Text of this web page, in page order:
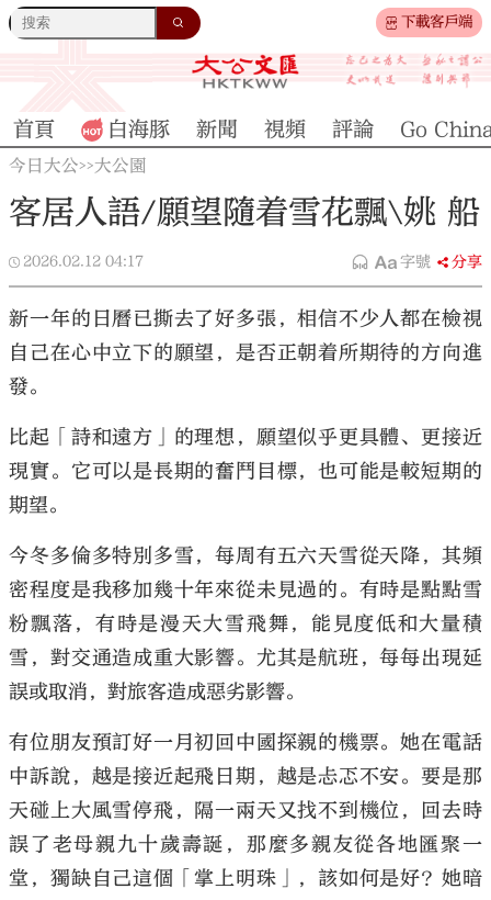
下載客戶端
大公文匯
首頁 白海豚 新聞 視頻 評論 Go
今日大公>>大公園
客居人語/願望隨着雪花飄\姚 船
2026.02.12 04:17 字號 分享
新一年的日曆已撕去了好多張，相信不少人都在檢視
自己在心中立下的願望，是否正朝着所期待的方向進
發。
比起「詩和遠方」的理想，願望似乎更具體、更接近
現實。它可以是長期的奮鬥目標，也可能是較短期的
期望。
今冬多倫多特別多雪，每周有五六天雪從天降，其頻
密程度是我移加幾十年來從未見過的。有時是點點雪
粉飄落，有時是漫天大雪飛舞，能見度低和大量積
雪，對交通造成重大影響。尤其是航班，每每出現延
誤或取消，對旅客造成惡劣影響。
有位朋友預訂好一月初回中國探親的機票。她在電話
中訴說，越是接近起飛日期，越是忐忑不安。要是那
天碰上大風雪停飛，隔一兩天又找不到機位，回去時
誤了老母親九十歲壽誕，那麼多親友從各地匯聚一
堂，獨缺自己這個「掌上明珠」，該如何是好？她暗